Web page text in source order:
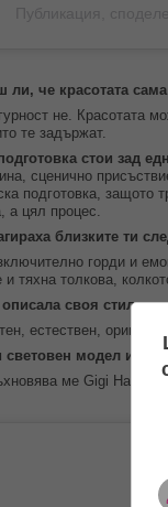
ли, че красотата
не. Красотата
те задържат.
стои зад
сценично
подготовка, защото
а цял процес.
близките ти
горди и
и тяхна толкова,
своя стил с
естествен,
модел или
ме Gigi Hadid.